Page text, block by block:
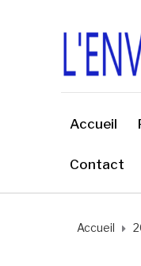
Accueil
Contact
Accueil